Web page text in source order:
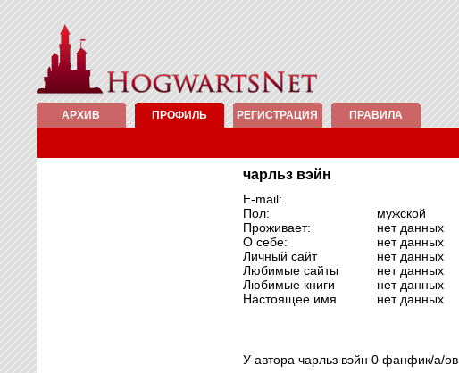
АРХИВ ПРОФИЛЬ РЕГИСТРАЦИЯ ПРАВИЛА
чарльз вэйн
E-mail:
Пол:
мужской
Проживает:
нет данных
О себе:
нет данных
Личный сайт
нет данных
Любимые сайты
нет данных
Любимые книги
нет данных
Настоящее имя
нет данных
У автора чарльз вэйн 0 фанфик/а/ов